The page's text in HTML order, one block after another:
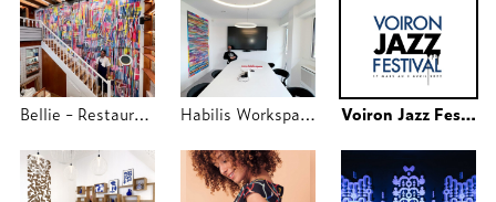
Bellie - Restaurant Lyon Habilis Workspace Voiron Jazz Festival